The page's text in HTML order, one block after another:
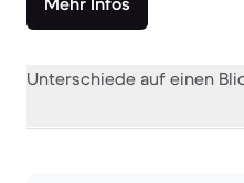
Unterschiede auf einen